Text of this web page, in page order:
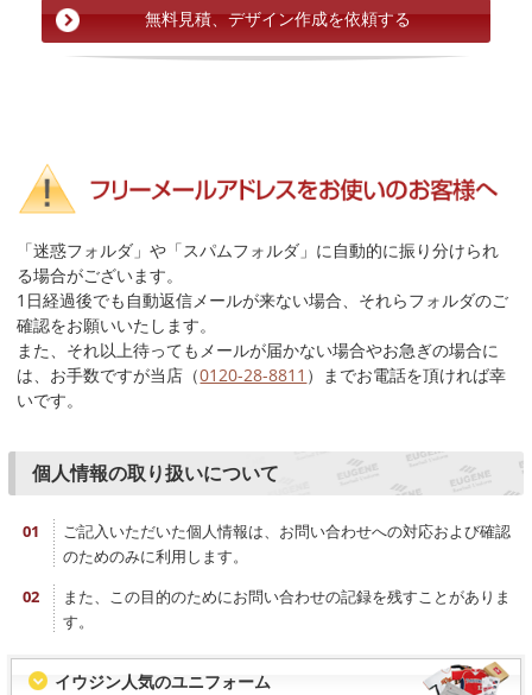
「迷惑フォルダ」や「スパムフォルダ」に自動的に振り分けられ
る場合がございます。
1日経過後でも自動返信メールが来ない場合、それらフォルダのご
確認をお願いいたします。
また、それ以上待ってもメールが届かない場合やお急ぎの場合に
は、お手数ですが当店（0120-28-8811 ）までお電話を頂ければ幸
いです。
個人情報の取り扱いについて
ご記入いただいた個人情報は、お問い合わせへの対応および確認
のためのみに利用します。
また、この目的のためにお問い合わせの記録を残すことがありま
す。
イウジン人気のユニフォーム